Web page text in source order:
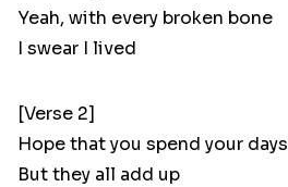
Yeah, with every broken bone
I swear I lived
[Verse 2]
Hope that you spend your days
But they all add up